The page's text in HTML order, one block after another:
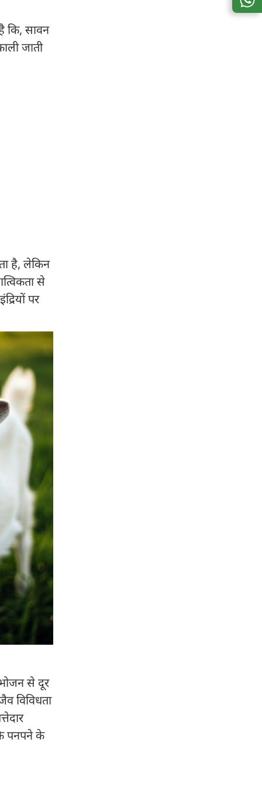
कि, सावन
जाती
है, लेकिन
से
पर
से दूर
विविधता
पनपने के